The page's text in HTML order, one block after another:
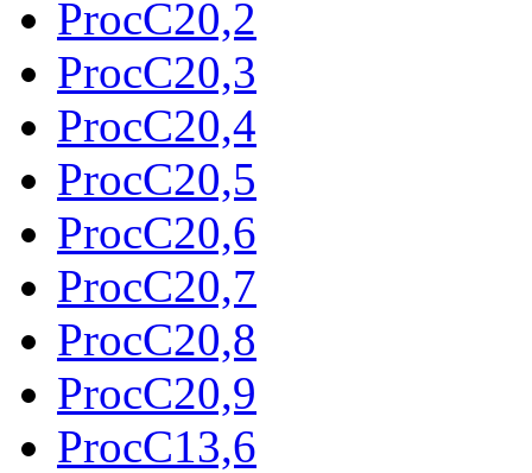
ProcC20,2
ProcC20,3
ProcC20,4
ProcC20,5
ProcC20,6
ProcC20,7
ProcC20,8
ProcC20,9
ProcC13,6